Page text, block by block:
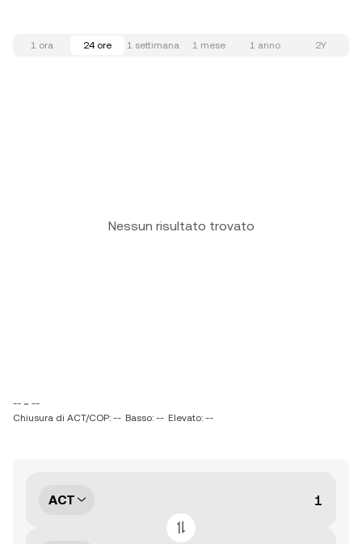
1 ora 24 ore 1 settimana 1 mese 1 anno 2Y
Nessun risultato trovato
-- ~ --
Chiusura di ACT/COP: -- Basso: -- Elevato: --
ACT